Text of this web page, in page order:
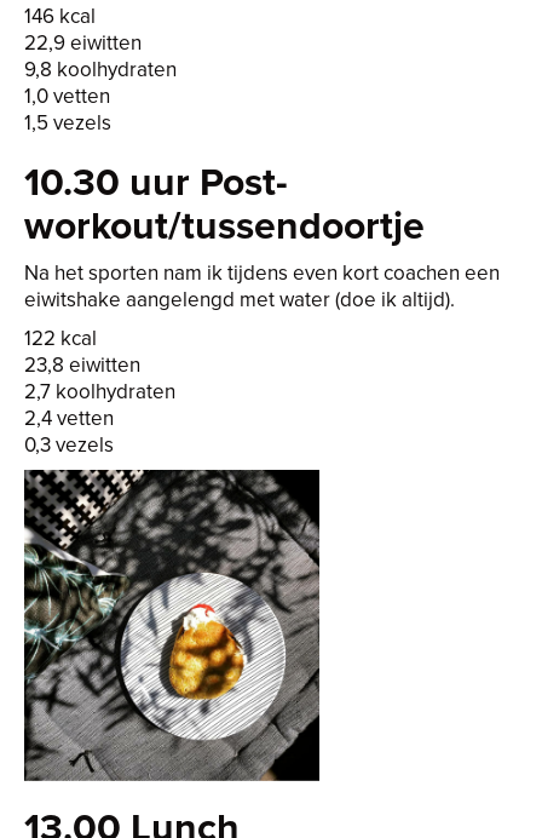
146 kcal
22,9 eiwitten
9,8 koolhydraten
1,0 vetten
1,5 vezels
10.30 uur Post-
workout/tussendoortje
Na het sporten nam ik tijdens even kort coachen een
eiwitshake aangelengd met water (doe ik altijd).
122 kcal
23,8 eiwitten
2,7 koolhydraten
2,4 vetten
0,3 vezels
13.00 Lunch